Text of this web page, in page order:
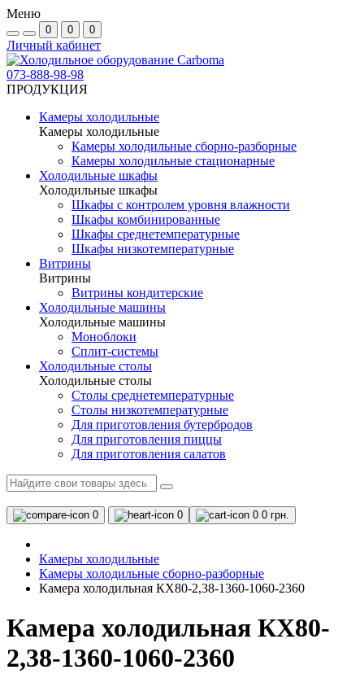
Меню
0 0 0
Личный кабинет
073-888-98-98
ПРОДУКЦИЯ
Камеры холодильные
Камеры холодильные
Камеры холодильные сборно-разборные
Камеры холодильные стационарные
Холодильные шкафы
Холодильные шкафы
Шкафы с контролем уровня влажности
Шкафы комбинированные
Шкафы среднетемпературные
Шкафы низкотемпературные
Витрины
Витрины
Витрины кондитерские
Холодильные машины
Холодильные машины
Моноблоки
Сплит-системы
Холодильные столы
Холодильные столы
Столы среднетемпературные
Столы низкотемпературные
Для приготовления бутербродов
Для приготовления пиццы
Для приготовления салатов
0 0 0 0 грн.
Камеры холодильные
Камеры холодильные сборно-разборные
Камера холодильная КХ80-2,38-1360-1060-2360
Камера холодильная КХ80-
2,38-1360-1060-2360